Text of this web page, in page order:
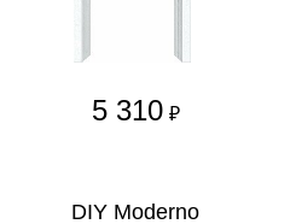
5 310 ₽
DIY Moderno